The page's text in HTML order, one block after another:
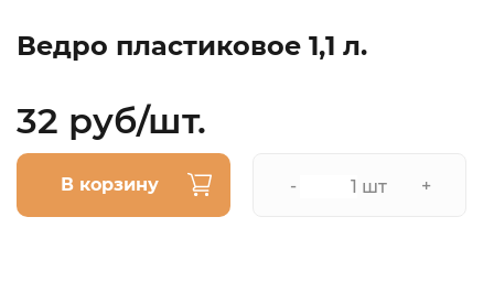
Ведро пластиковое 1,1 л.
32 руб/шт.
В корзину - шт +